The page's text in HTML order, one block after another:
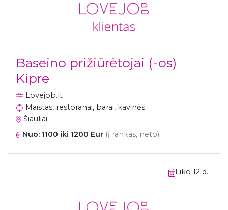
Baseino prižiūrėtojai (-os)
Kipre
Lovejob.lt
Maistas, restoranai, barai, kavinės
Šiauliai
Nuo: 1100 iki 1200 Eur (į rankas, neto)
Liko 12 d.